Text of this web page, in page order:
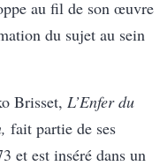
au fil de son œuvre
du sujet au sein
Brisset, L’Enfer du
fait partie de ses
et est inséré dans un